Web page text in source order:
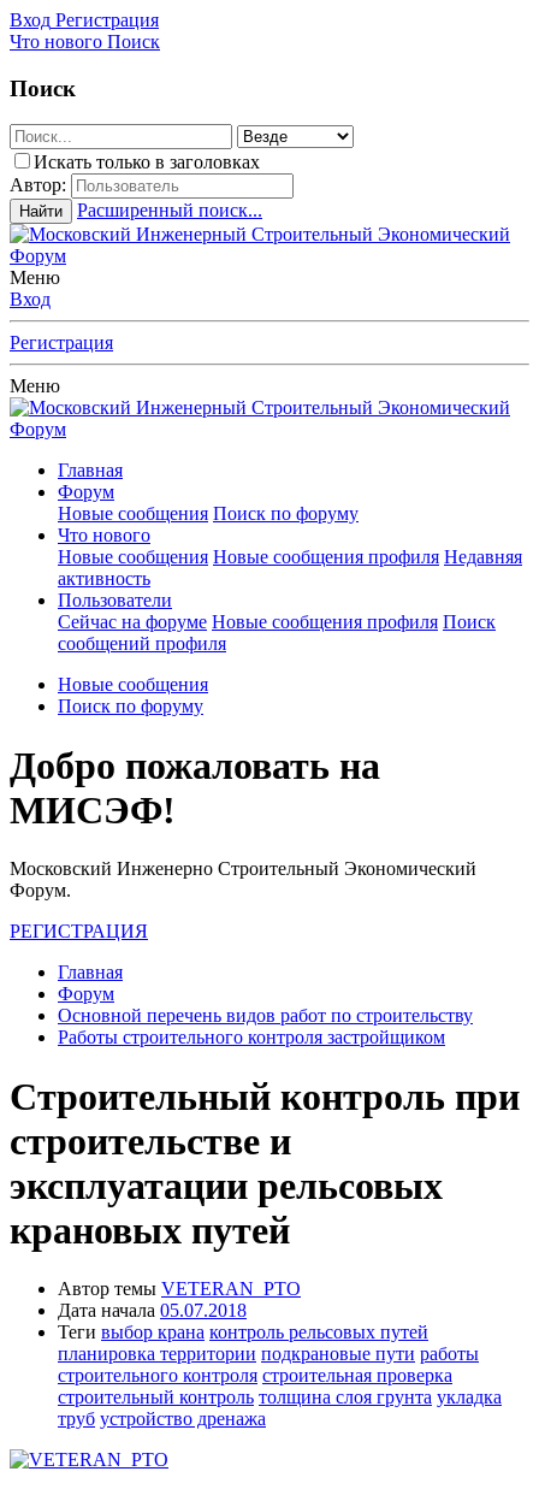
Вход Регистрация
Что нового Поиск
Поиск
Искать только в заголовках
Автор:
Найти Расширенный поиск...
Меню
Вход
Регистрация
Меню
Главная
Форум
Новые сообщения Поиск по форуму
Что нового
Новые сообщения Новые сообщения профиля Недавняя
активность
Пользователи
Сейчас на форуме Новые сообщения профиля Поиск
сообщений профиля
Новые сообщения
Поиск по форуму
Добро пожаловать на
МИСЭФ!
Московский Инженерно Строительный Экономический
Форум.
РЕГИСТРАЦИЯ
Главная
Форум
Основной перечень видов работ по строительству
Работы строительного контроля застройщиком
Строительный контроль при
строительстве и
эксплуатации рельсовых
крановых путей
Автор темы VETERAN_PTO
Дата начала 05.07.2018
Теги выбор крана контроль рельсовых путей
планировка территории подкрановые пути работы
строительного контроля строительная проверка
строительный контроль толщина слоя грунта укладка
труб устройство дренажа